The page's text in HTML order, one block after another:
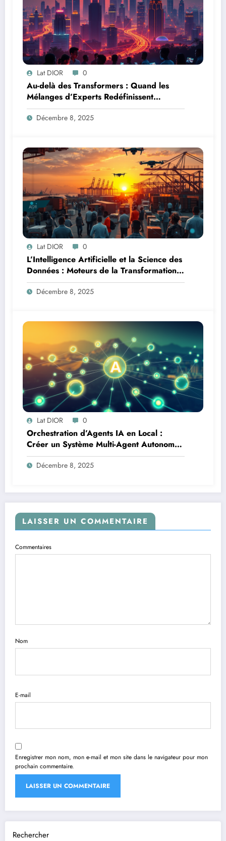
Lat DIOR 0
Au-delà des Transformers : Quand les
Mélanges d’Experts Redéfinissent
l’Efficacité de l’IA
Décembre 8, 2025
Lat DIOR 0
L’Intelligence Artificielle et la Science des
Données : Moteurs de la Transformation
Logistique et Infrastructures en Afrique
Décembre 8, 2025
Lat DIOR 0
Orchestration d’Agents IA en Local :
Créer un Système Multi-Agent Autonome
avec TinyLlama
Décembre 8, 2025
LAISSER UN COMMENTAIRE
Commentaires
Nom
E-mail
Enregistrer mon nom, mon e-mail et mon site dans le navigateur pour mon
prochain commentaire.
Rechercher